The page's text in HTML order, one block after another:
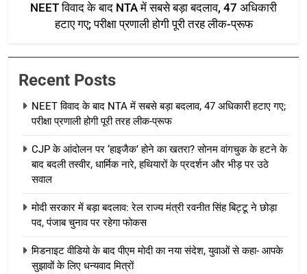
NEET विवाद के बाद NTA में सबसे बड़ा बदलाव, 47 अधिकारी
हटाए गए; परीक्षा प्रणाली होगी पूरी तरह लीक-प्रूफ
Recent Posts
NEET विवाद के बाद NTA में सबसे बड़ा बदलाव, 47 अधिकारी हटाए गए;
परीक्षा प्रणाली होगी पूरी तरह लीक-प्रूफ
CJP के आंदोलन पर ‘हाइजैक’ होने का खतरा? सोनम वांगचुक के हटने के
बाद बदली तस्वीर, धार्मिक नारे, हथियारों के प्रदर्शन और भीड़ पर उठे
सवाल
मोदी सरकार में बड़ा बदलाव: रेल राज्य मंत्री रवनीत सिंह बिट्टू ने छोड़ा
पद, पंजाब चुनाव पर रहेगा फोकस
मिडनाइट वीडियो के बाद पीएम मोदी का नया संदेश, युवाओं से कहा- आपके
सुझावों के लिए धन्यवाद मित्रों